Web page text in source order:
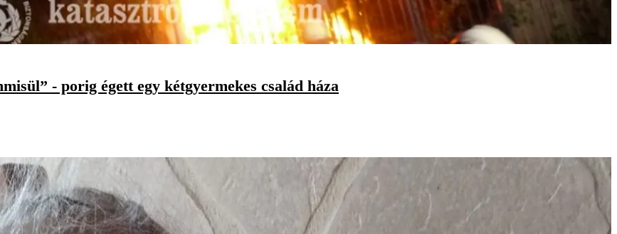
- porig égett egy kétgyermekes család háza